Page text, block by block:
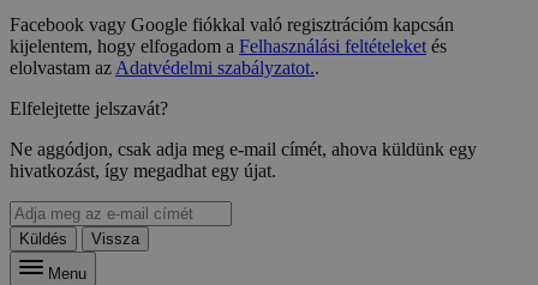
Facebook vagy Google fiókkal való regisztrációm kapcsán
kijelentem, hogy elfogadom a Felhasználási feltételeketés
elolvastam azAdatvédelmi szabályzatot..
Elfelejtette jelszavát?
Ne aggódjon, csak adja meg e-mail címét, ahova küldünk egy
hivatkozást, így megadhat egy újat.
Küldés
Vissza
Menu